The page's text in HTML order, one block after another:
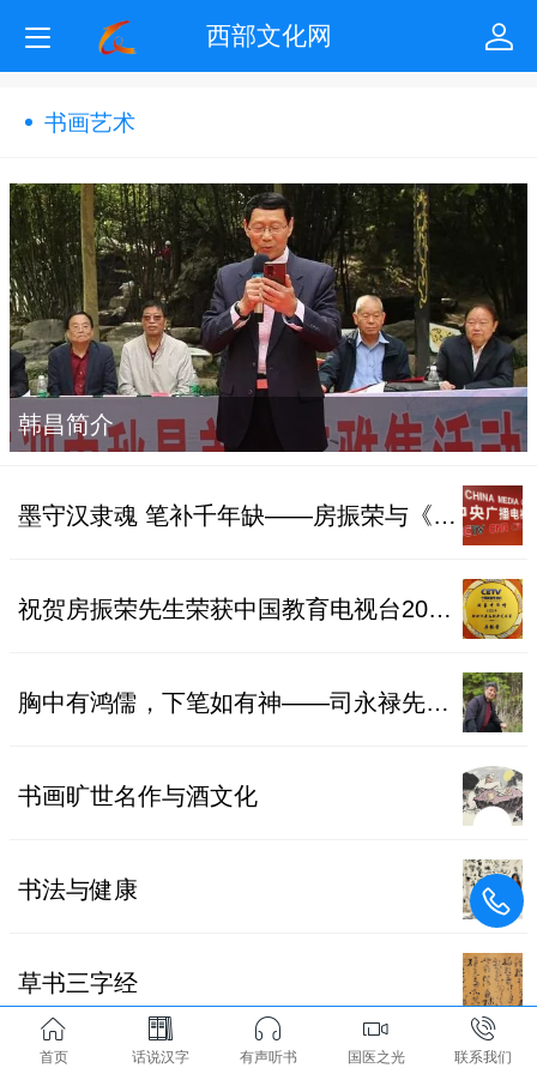
西部文化网
书画艺术
韩昌简介
​墨守汉隶魂 笔补千年缺——房振荣与《曹全碑》的半世情缘
祝贺房振荣先生荣获中国教育电视台2025“新时代最具创新艺术家”称号
胸中有鸿儒，下笔如有神——司永禄先生作品浅析
书画旷世名作与酒文化
书法与健康
草书三字经
首页 话说汉字 有声听书 国医之光 联系我们